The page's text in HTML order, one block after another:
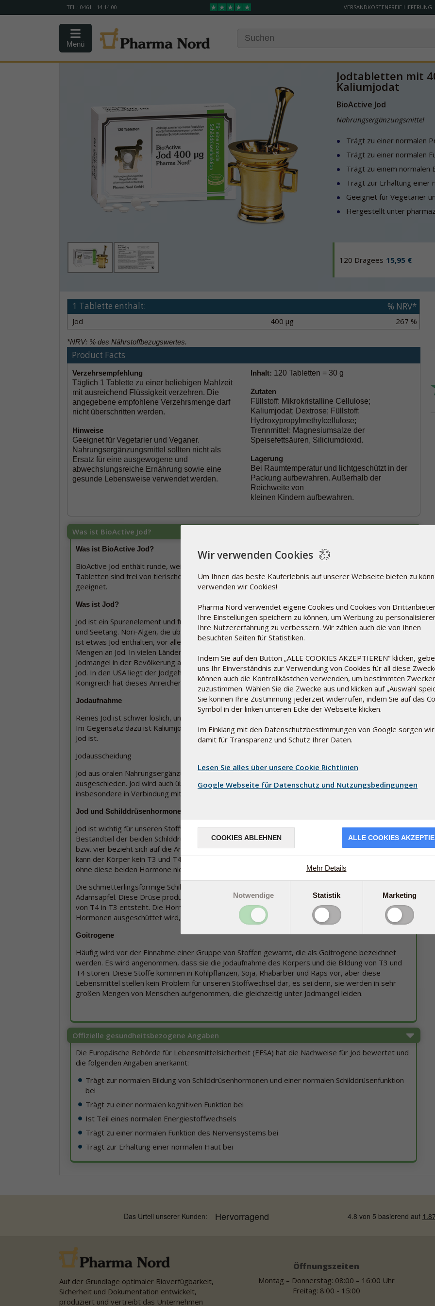
TEL.: 0461 - 14 14 00 VERSANDKOSTENFREIE LIEFERUNG
Menü
Jodtabletten mit
Kaliumjodat
BioActive Jod
Nahrungsergänzungsmittel
Trägt zu einer normalen
Trägt zu einer normalen
Trägt zu einem normalen
Trägt zur Erhaltung einer
Geeignet für Vegetarier
Hergestellt unter
120 Dragees 15,95 €
1 Tablette enthält: % NRV*
Jod 400 µg 267 %
*NRV: % des Nährstoffbezugswertes.
Product Facts
Verzehrsempfehlung
Täglich 1 Tablette zu einer beliebigen Mahlzeit
mit ausreichend Flüssigkeit verzehren. Die
angegebene empfohlene Verzehrsmenge darf
nicht überschritten werden.
Hinweise
Geeignet für Vegetarier und Veganer.
Nahrungsergänzungsmittel sollten nicht als
Ersatz für eine ausgewogene und
abwechslungsreiche Ernährung sowie eine
gesunde Lebensweise verwendet werden.
Inhalt: 120 Tabletten = 30 g
Zutaten
Füllstoff: Mikrokristalline Cellulose;
Kaliumjodat; Dextrose; Füllstoff:
Hydroxypropylmethylcellulose;
Trennmittel: Magnesiumsalze der
Speisefettsäuren, Siliciumdioxid.
Lagerung
Bei Raumtemperatur und lichtgeschützt in der
Packung aufbewahren. Außerhalb der
Reichweite von
kleinen Kindern aufbewahren.
Was ist BioActive Jod?
Was ist BioActive Jod?
BioActive Jod enthält runde, weiße Tabletten mit je 400 Mikrogramm Jod aus Kaliumjodat. Die
Tabletten sind frei von tierischen Bestandteilen und daher auch für Vegetarier und Veganer
geeignet.
Was ist Jod?
Jod ist ein Spurenelement und für den Menschen essenziell. Wir erhalten Jod aus Fisch, Schalentieren
und Seetang. Nori-Algen, die üblicherweise in Sushi verwendet werden, enthalten kaum Jod. In Eiern
ist etwas Jod enthalten, vor allem im Eigelb. Andere Lebensmittel enthalten nur sehr geringe
Mengen an Jod. In vielen Ländern wird Speisesalz mit Jod angereichert, um den allgemeinen
Jodmangel in der Bevölkerung auszugleichen. In Deutschland enthält 1 Gramm Salz 20 Mikrogramm
Jod. In den USA liegt der Jodgehalt im Salz bei 45 Mikrogramm pro Gramm. Das Vereinigte
Königreich hat dieses Anreicherungsprogramm nicht eingeführt.
Jodaufnahme
Reines Jod ist schwer löslich, und die Aufnahme von Jod hängt von den Mineralien Zink und Kupfer ab.
Im Gegensatz dazu ist Kaliumjodat ein Jodsalz, das gut absorbiert wird und die stabilste Form von
Jod ist.
Jodausscheidung
Jod aus oralen Nahrungsergänzungen wird hauptsächlich mit dem Urin (97 %) und den Fäkalien
ausgeschieden. Jod wird auch über die Ausatemluft, Tränen und Schweiß ausgeschieden,
insbesondere in Verbindung mit anstrengender körperlicher Betätigung.
Jod und Schilddrüsenhormone
Jod ist wichtig für unseren Stoffwechsel und unsere Gesundheit, denn dieser Mineralstoff ist
Bestandteil der beiden Schilddrüsenhormone T3 (Trijodthyronin) und T4 (Thyroxin). Die Zahl drei
bzw. vier bezieht sich auf die Anzahl der in den beiden Hormonen enthaltenen Jodatome. Ohne Jod
kann der Körper kein T3 und T4 herstellen. Dies ist die einzige bekannte Funktion des Jods. Da wir
ohne diese beiden Hormone nicht überleben können, ist Jod lebenswichtig.
Die schmetterlingsförmige Schilddrüse befindet sich im vorderen Teil des Halses unter dem
Adamsapfel. Diese Drüse produziert vor allem T4, während T3 hauptsächlich aus der Umwandlung
von T4 in T3 entsteht. Die Hormone steuern den Stoffwechsel des Körpers. Je mehr von diesen
Hormonen ausgeschüttet wird, desto schneller ist der Stoffwechsel.
Goitrogene
Häufig wird vor der Einnahme einer Gruppe von Stoffen gewarnt, die als Goitrogene bezeichnet
werden. Es wird angenommen, dass sie die Jodaufnahme des Körpers und die Bildung von T3 und
T4 stören. Diese Stoffe kommen in Kohlpflanzen, Soja, Rhabarber und Raps vor, aber diese
Lebensmittel stellen kein Problem für unseren Stoffwechsel dar, es sei denn, sie werden in sehr
großen Mengen von Menschen aufgenommen, die gleichzeitig unter Jodmangel leiden.
Offizielle gesundheitsbezogene Angaben
Die Europäische Behörde für Lebensmittelsicherheit (EFSA) hat die Nachweise für Jod bewertet und
die folgenden Angaben anerkannt:
Trägt zur normalen Bildung von Schilddrüsenhormonen und einer normalen Schilddrüsenfunktion
bei
Trägt zu einer normalen kognitiven Funktion bei
Ist Teil eines normalen Energiestoffwechsels
Trägt zu einer normalen Funktion des Nervensystems bei
Trägt zur Erhaltung einer normalen Haut bei
Auf der Grundlage optimaler Bioverfügbarkeit,
Sicherheit und Dokumentation entwickelt,
produziert und vertreibt das Unternehmen
Öffnungszeiten
Montag – Donnerstag: 08:00 – 16:00 Uhr
Freitag: 8:00 - 15:00
Wir verwenden Cookies
Um Ihnen das beste Kauferlebnis auf unserer Webseite bieten zu
verwenden wir Cookies!
Pharma Nord verwendet eigene Cookies und Cookies von
Ihre Einstellungen speichern zu können, um Werbung zu
Ihre Nutzererfahrung zu verbessern. Wir zählen auch die von Ihnen
besuchten Seiten für Statistiken.
Indem Sie auf den Button „ALLE COOKIES AKZEPTIEREN“ klicken,
uns Ihr Einverständnis zur Verwendung von Cookies für all diese
können auch die Kontrollkästchen verwenden, um bestimmten
zuzustimmen. Wählen Sie die Zwecke aus und klicken auf „Auswahl
Sie können Ihre Zustimmung jederzeit widerrufen, indem Sie auf das
Symbol in der linken unteren Ecke der Webseite klicken.
Im Einklang mit den Datenschutzbestimmungen von Google sorgen wir
damit für Transparenz und Schutz Ihrer Daten.
Lesen Sie alles über unsere Cookie Richtlinien
Google Webseite für Datenschutz und Nutzungsbedingungen
COOKIES ABLEHNEN ALLE COOKIES
Mehr Details
Notwendige Statistik Marketing